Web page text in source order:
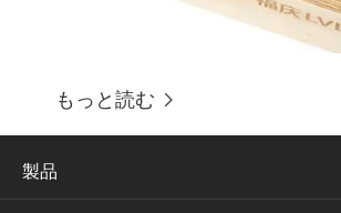
もっと読む 
製品